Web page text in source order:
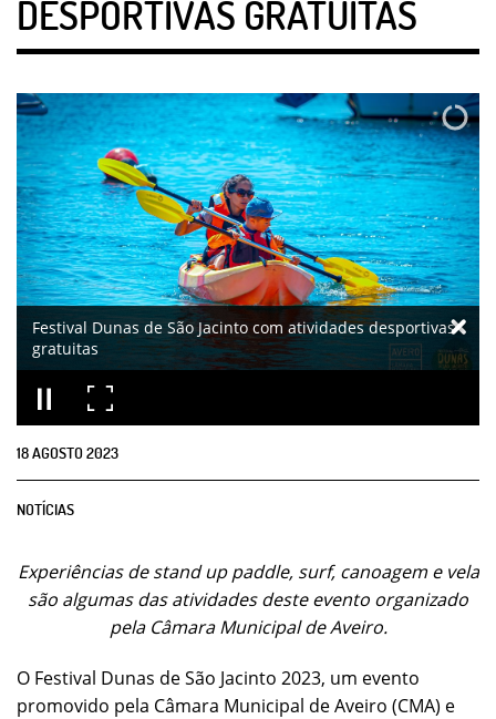
DESPORTIVAS GRATUITAS
Festival Dunas de São Jacinto com atividades desportivas
gratuitas
18AGOSTO2023
NOTÍCIAS
Experiências de stand up paddle, surf, canoagem e vela
são algumas das atividades deste evento organizado
pela Câmara Municipal de Aveiro.
O Festival Dunas de São Jacinto 2023, um evento
promovido pela Câmara Municipal de Aveiro (CMA) e